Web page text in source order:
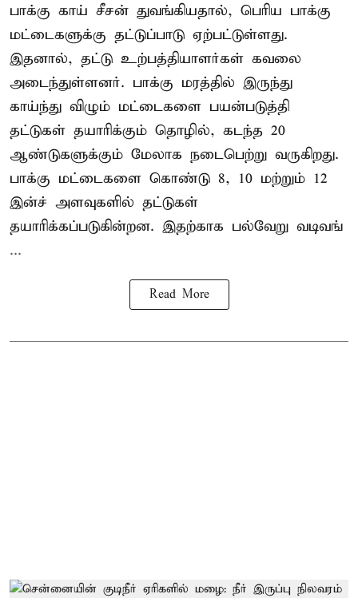
பாக்கு காய் சீசன் துவங்கியதால், பெரிய பாக்கு
மட்டைகளுக்கு தட்டுப்பாடு ஏற்பட்டுள்ளது.
இதனால், தட்டு உற்பத்தியாளர்கள் கவலை
அடைந்துள்ளனர். பாக்கு மரத்தில் இருந்து
காய்ந்து விழும் மட்டைகளை பயன்படுத்தி
தட்டுகள் தயாரிக்கும் தொழில், கடந்த 20
ஆண்டுகளுக்கும் மேலாக நடைபெற்று வருகிறது.
பாக்கு மட்டைகளை கொண்டு 8, 10 மற்றும் 12
இன்ச் அளவுகளில் தட்டுகள்
தயாரிக்கப்படுகின்றன. இதற்காக பல்வேறு வடிவங்
...
Read More